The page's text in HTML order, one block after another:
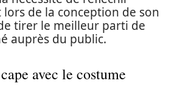
de la conception de son
tirer le meilleur parti de
auprès du public.
avec le costume